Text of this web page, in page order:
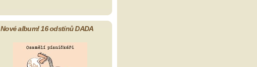
Nové album! 16 odstínů DADA